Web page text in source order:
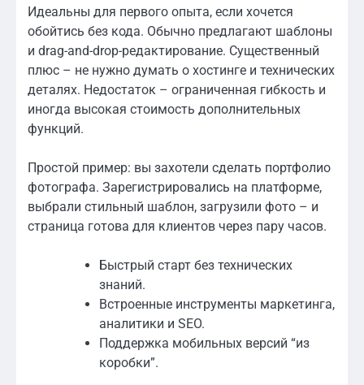
Идеальны для первого опыта, если хочется
обойтись без кода. Обычно предлагают шаблоны
и drag-and-drop-редактирование. Существенный
плюс – не нужно думать о хостинге и технических
деталях. Недостаток – ограниченная гибкость и
иногда высокая стоимость дополнительных
функций.
Простой пример: вы захотели сделать портфолио
фотографа. Зарегистрировались на платформе,
выбрали стильный шаблон, загрузили фото – и
страница готова для клиентов через пару часов.
Быстрый старт без технических
знаний.
Встроенные инструменты маркетинга,
аналитики и SEO.
Поддержка мобильных версий “из
коробки”.